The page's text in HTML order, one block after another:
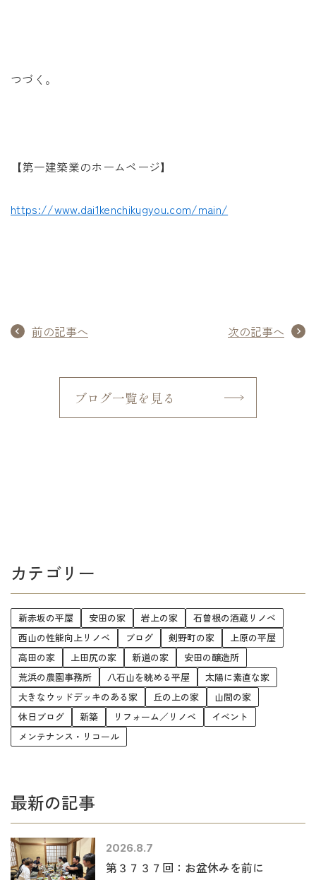
つづく。
【第一建築業のホームページ】
https://www.dai1kenchikugyou.com/main/
前の記事へ 次の記事へ
ブログ一覧を見る
カテゴリー
新赤坂の平屋 安田の家 岩上の家
石曽根の酒蔵リノベ
西山の性能向上リノベ
ブログ 剣野町の家
上原の平屋
高田の家
上田尻の家 新道の家
安田の醸造所
荒浜の農園事務所
八石山を眺める平屋
太陽に素直な家
大きなウッドデッキのある家
丘の上の家
山間の家
休日ブログ
新築 リフォーム／リノベ
イベント
メンテナンス・リコール
最新の記事
2026.8.7
第３７３７回：お盆休みを前に